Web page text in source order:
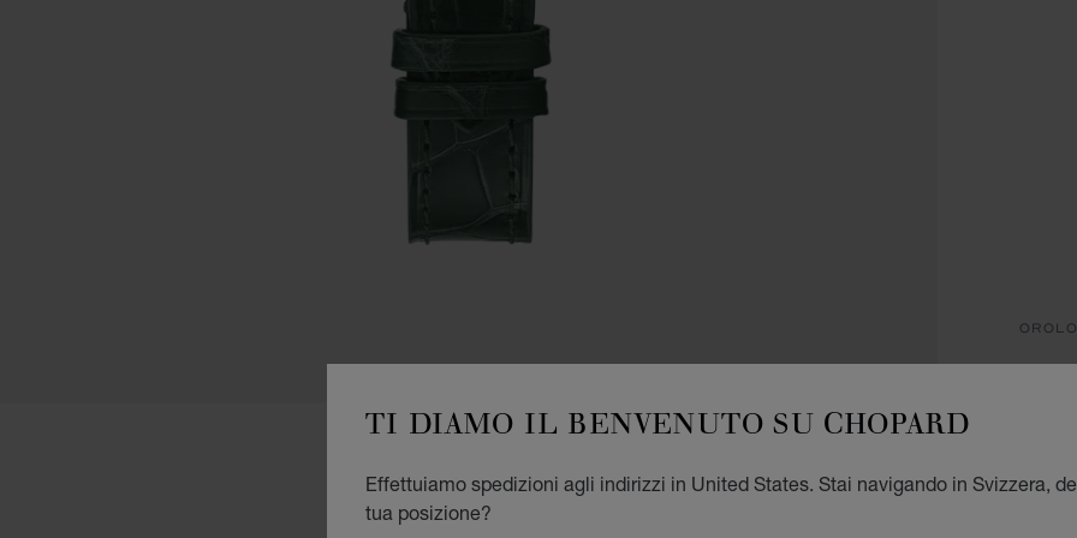
TI DIAMO IL BENVENUTO SU CHOPARD
Effettuiamo spedizioni agli indirizzi in United States. Stai navigando in Svizzera,
tua posizione?
29